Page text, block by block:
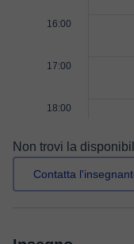
16:00
17:00
18:00
Non trovi la
Contatta